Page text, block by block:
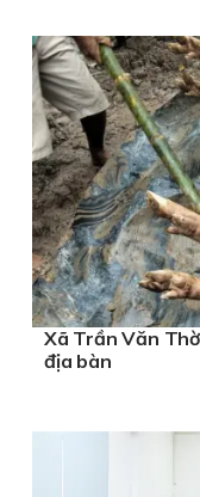
Xã Trần Văn
địa bàn